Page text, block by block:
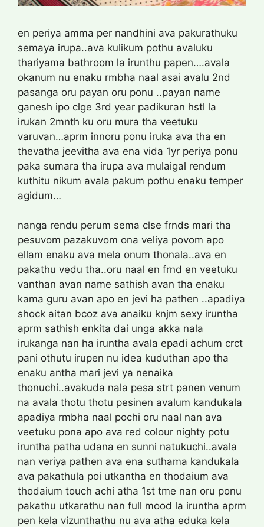
en periya amma per nandhini ava pakurathuku
semaya irupa..ava kulikum pothu avaluku
thariyama bathroom la irunthu papen….avala
okanum nu enaku rmbha naal asai avalu 2nd
pasanga oru payan oru ponu ..payan name
ganesh ipo clge 3rd year padikuran hstl la
irukan 2mnth ku oru mura tha veetuku
varuvan…aprm innoru ponu iruka ava tha en
thevatha jeevitha ava ena vida 1yr periya ponu
paka sumara tha irupa ava mulaigal rendum
kuthitu nikum avala pakum pothu enaku temper
agidum…
nanga rendu perum sema clse frnds mari tha
pesuvom pazakuvom ona veliya povom apo
ellam enaku ava mela onum thonala..ava en
pakathu vedu tha..oru naal en frnd en veetuku
vanthan avan name sathish avan tha enaku
kama guru avan apo en jevi ha pathen ..apadiya
shock aitan bcoz ava anaiku knjm sexy iruntha
aprm sathish enkita dai unga akka nala
irukanga nan ha iruntha avala epadi achum crct
pani othutu irupen nu idea kuduthan apo tha
enaku antha mari jevi ya nenaika
thonuchi..avakuda nala pesa strt panen venum
na avala thotu thotu pesinen avalum kandukala
apadiya rmbha naal pochi oru naal nan ava
veetuku pona apo ava red colour nighty potu
iruntha patha udana en sunni natukuchi..avala
nan veriya pathen ava ena suthama kandukala
ava pakathula poi utkantha en thodaium ava
thodaium touch achi atha 1st tme nan oru ponu
pakathu utkarathu nan full mood la iruntha aprm
pen kela vizunthathu nu ava atha eduka kela